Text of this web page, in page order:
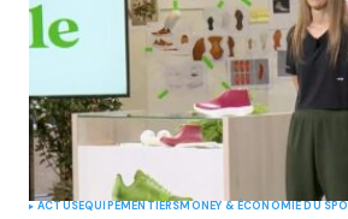
ACTUSEQUIPEMENTIERSMONEY & ÉCONOMIE DU